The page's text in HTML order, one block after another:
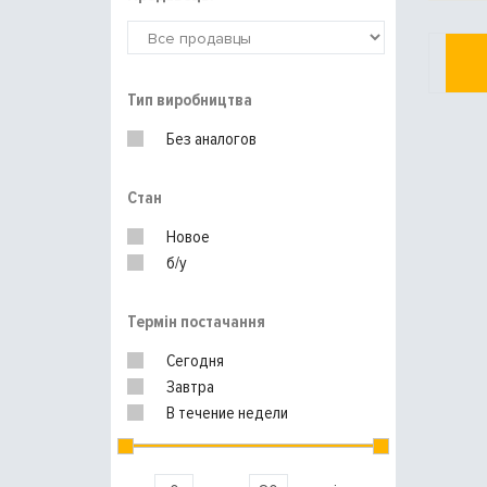
Тип виробництва
Без аналогов
Стан
Новое
б/у
Термін постачання
Сегодня
Завтра
В течение недели